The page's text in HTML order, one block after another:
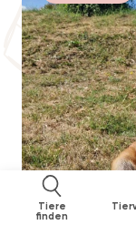
Tiere
finden